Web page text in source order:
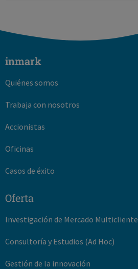
inmark
Quiénes somos
Trabaja con nosotros
Accionistas
Oficinas
Casos de éxito
Oferta
Investigación de Mercado Multicliente
Consultoría y Estudios (Ad Hoc)
Gestión de la innovación